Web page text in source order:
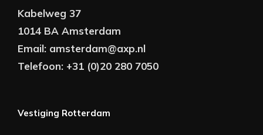
Kabelweg 37
1014 BA Amsterdam
Email: amsterdam@axp.nl
Telefoon: +31 (0)20 280 7050
Vestiging Rotterdam